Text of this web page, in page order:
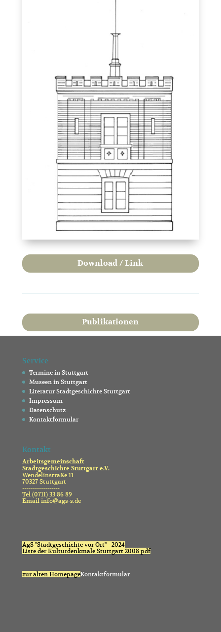
Download / Link
Publikationen
Service
Termine in Stuttgart
Museen in Stuttgart
Literatur Stadtgeschichte Stuttgart
Impressum
Datenschutz
Kontaktformular
Kontakt
Arbeitsgemeinschaft
Stadtgeschichte Stuttgart e.V.
Wendelinstraße 11
70327 Stuttgart
-------------------
Tel (0711) 33 86 89
Email info@ags-s.de
AgS "Stadtgeschichte vor Ort" - 2024
Liste der Kulturdenkmale Stuttgart 2008 pdf
zur alten HomepageKontaktformular